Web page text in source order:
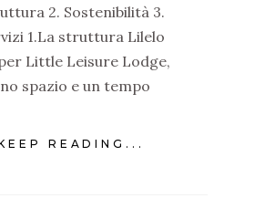
2. Sostenibilità 3.
1.La struttura Lilelo
Little Leisure Lodge,
spazio e un tempo
READING...